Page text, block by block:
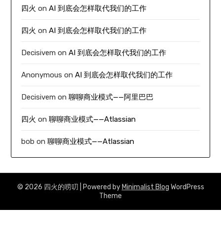
四火 onAI 到底会怎样取代我们的工作
四火 onAI 到底会怎样取代我们的工作
Decisivem onAI 到底会怎样取代我们的工作
Anonymous onAI 到底会怎样取代我们的工作
Decisivem on聊聊商业模式——阿里巴巴
四火 on聊聊商业模式——Atlassian
bob on聊聊商业模式——Atlassian
© 2026 四火的唠叨 | Powered by Minimalist Blog WordPress
Theme